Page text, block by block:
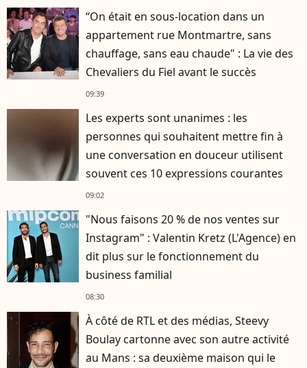
“On était en sous-location dans un
appartement rue Montmartre, sans
chauffage, sans eau chaude" : La vie des
Chevaliers du Fiel avant le succès
09:39
Les experts sont unanimes : les
personnes qui souhaitent mettre fin à
une conversation en douceur utilisent
souvent ces 10 expressions courantes
09:02
"Nous faisons 20 % de nos ventes sur
Instagram" : Valentin Kretz (L'Agence) en
dit plus sur le fonctionnement du
business familial
08:30
À côté de RTL et des médias, Steevy
Boulay cartonne avec son autre activité
au Mans : sa deuxième maison qui le